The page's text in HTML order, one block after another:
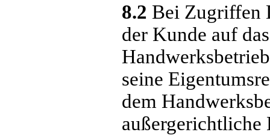
8.2 Bei Zugriffen
der Kunde auf
seine
dem
außergerichtliche